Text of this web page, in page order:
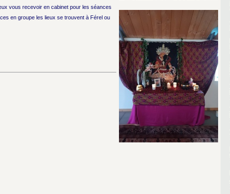
vous recevoir en cabinet pour les séances
en groupe les lieux se trouvent à Férel ou